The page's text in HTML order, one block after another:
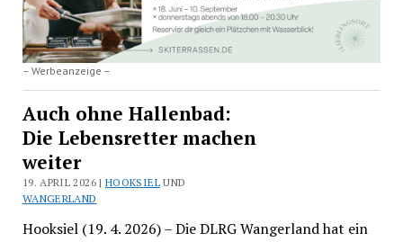
– Werbeanzeige –
Auch ohne Hallenbad:
Die Lebensretter machen
weiter
19. APRIL 2026 |HOOKSIELUND
WANGERLAND
Hooksiel (19. 4. 2026) – Die DLRG Wangerland hat ein